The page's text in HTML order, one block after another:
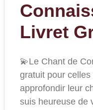
Livret
💫Le Chant de
gratuit pour
approfondir leur
suis heureuse de